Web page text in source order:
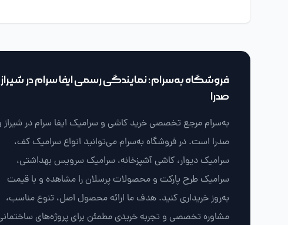
فروشگاه به‌سرام؛ نمایندگی رسمی ایفا سرام در
صدرا
به‌سرام مرجع تخصصی خرید کاشی و سرامیک ایفا سرام در شیراز
صدرا است. در فروشگاه به‌سرام می‌توانید انواع سرامیک کف،
سرامیک دیوار، کاشی آشپزخانه، سرامیک سرویس بهداشتی،
سرامیک طرح پارکت و محصولات پرسلان را مشاهده و با قیمت
به‌روز خریداری کنید. هدف ما ارائه محصول اصل، تنوع مناسب،
مشاوره تخصصی و تجربه خریدی مطمئن برای پروژه‌های